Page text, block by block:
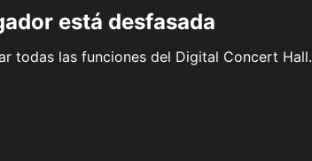
está desfasada
todas las funciones del Digital Concert Hall.